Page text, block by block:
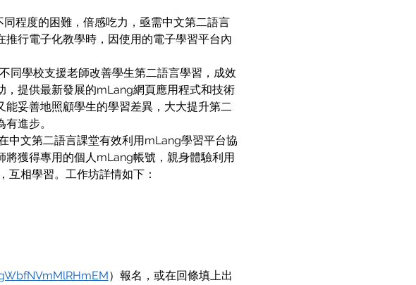
程度的困難，倍感吃力，亟需中文第二語言
行電子化教學時，因使用的電子學習平台內
同學校支援老師改善學生第二語言學習，成效
提供最新發展的mLang網頁應用程式和技術
妥善地照顧學生的學習差異，大大提升第二
進步。
中文第二語言課堂有效利用mLang學習平台協
獲得專用的個人mLang帳號，親身體驗利用
相學習。工作坊詳情如下：
）報名，或在回條填上出